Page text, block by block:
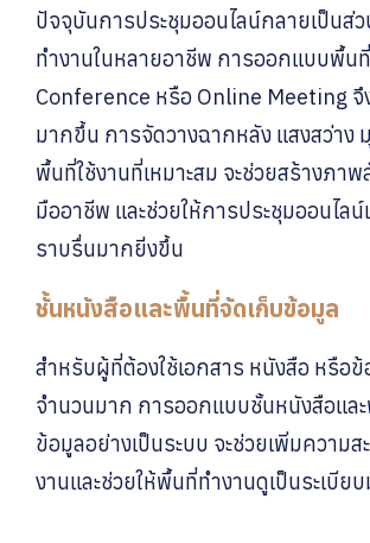
ปัจจุบันการประชุมออนไลน์กลายเป็นส่
ทำงานในหลายอาชีพ การออกแบบพื้น
Conference หรือ Online Meeting
มากขึ้น การจัดวางฉากหลัง แสงสว่าง
พื้นที่ใช้งานที่เหมาะสม จะช่วยสร้างภา
มืออาชีพ และช่วยให้การประชุมออนไลน์
ราบรื่นมากยิ่งขึ้น
ชั้นหนังสือและพื้นที่จัดเก็บข้อมูล
สำหรับผู้ที่ต้องใช้เอกสาร หนังสือ หรือข้
จำนวนมาก การออกแบบชั้นหนังสือแล
ข้อมูลอย่างเป็นระบบ จะช่วยเพิ่มความส
งานและช่วยให้พื้นที่ทำงานดูเป็นระเบีย